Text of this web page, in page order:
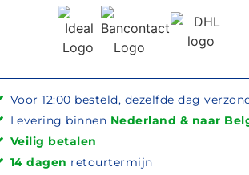
Voor 12:00 besteld, dezelfde dag
Levering binnen Nederland & naar
Veilig betalen
14 dagen retourtermijn